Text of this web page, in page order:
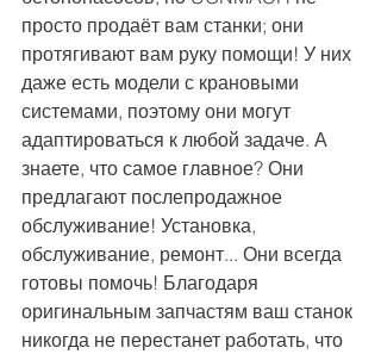
просто продаёт вам станки; они
протягивают вам руку помощи! У них
даже есть модели с крановыми
системами, поэтому они могут
адаптироваться к любой задаче. А
знаете, что самое главное? Они
предлагают послепродажное
обслуживание! Установка,
обслуживание, ремонт... Они всегда
готовы помочь! Благодаря
оригинальным запчастям ваш станок
никогда не перестанет работать, что